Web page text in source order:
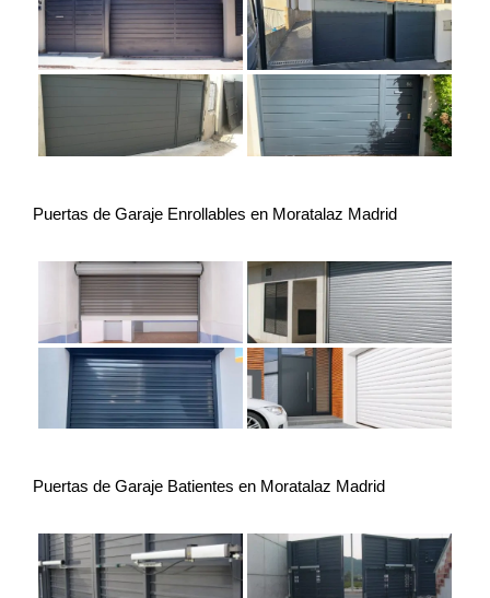
Puertas de Garaje Enrollables en Moratalaz Madrid
Puertas de Garaje Batientes en Moratalaz Madrid